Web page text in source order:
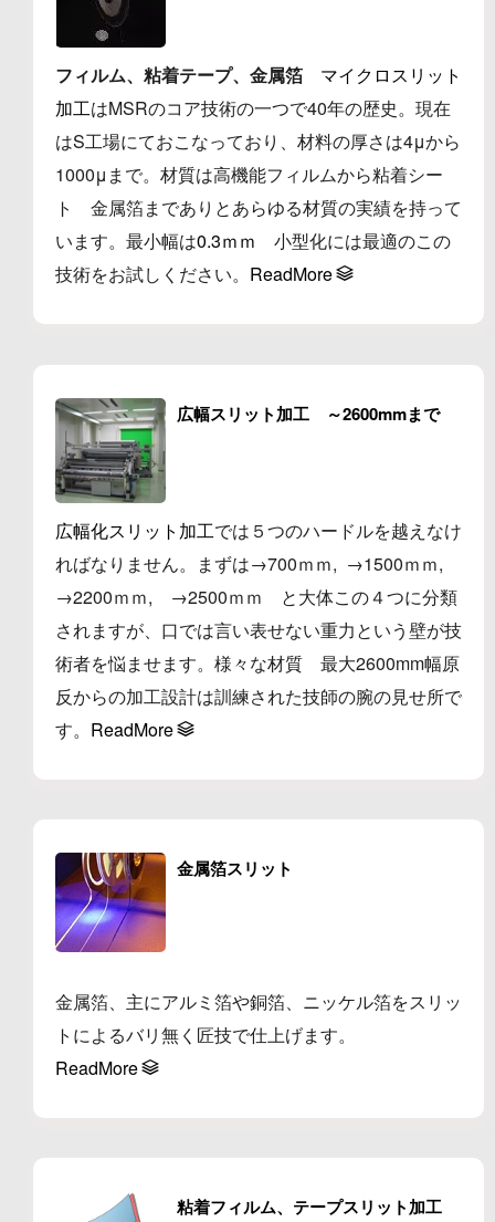
フィルム、粘着テープ、金属箔
マイクロスリット
加工はMSRのコア技術の一つで40年の歴史。現在
はS工場にておこなっており、材料の厚さは4μから
1000μまで。材質は高機能フィルムから粘着シー
ト 金属箔までありとあらゆる材質の実績を持って
います。最小幅は0.3ｍｍ 小型化には最適のこの
技術をお試しください。 ReadMore
広幅スリット加工 ～2600mmまで
広幅化スリット加工では５つのハードルを越えなけ
ればなりません。まずは→700ｍｍ, →1500ｍｍ,
→2200ｍｍ, →2500ｍｍ と大体この４つに分類
されますが、口では言い表せない重力という壁が技
術者を悩ませます。様々な材質 最大2600mm幅原
反からの加工設計は訓練された技師の腕の見せ所で
す。 ReadMore
金属箔スリット
金属箔、主にアルミ箔や銅箔、ニッケル箔をスリッ
トによるバリ無く匠技で仕上げます。
ReadMore
粘着フィルム、テープスリット加工